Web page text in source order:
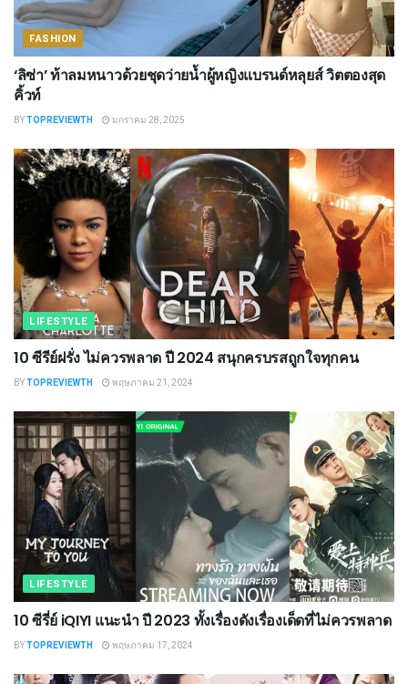
FASHION
‘ลิซ่า’ ท้าลมหนาวด้วยชุดว่ายน้ำผู้หญิงแบรนด์หลุยส์ วิตตองสุด
คิ้วท์
BYTOPREVIEWTH มกราคม 28, 2025
LIFESTYLE
10 ซีรีย์ฝรั่ง ไม่ควรพลาด ปี 2024 สนุกครบรสถูกใจทุกคน
BYTOPREVIEWTH พฤษภาคม 21, 2024
LIFESTYLE
10 ซีรี่ย์ iQIYI แนะนํา ปี 2023 ทั้งเรื่องดังเรื่องเด็ดที่ไม่ควรพลาด
BYTOPREVIEWTH พฤษภาคม 17, 2024